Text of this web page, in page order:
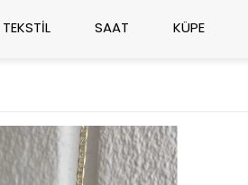
TEKSTİL SAAT KÜPE